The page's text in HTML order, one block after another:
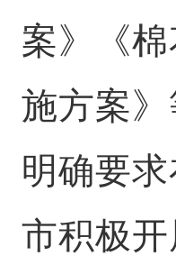
案》《
施方案》
明确要
市积极